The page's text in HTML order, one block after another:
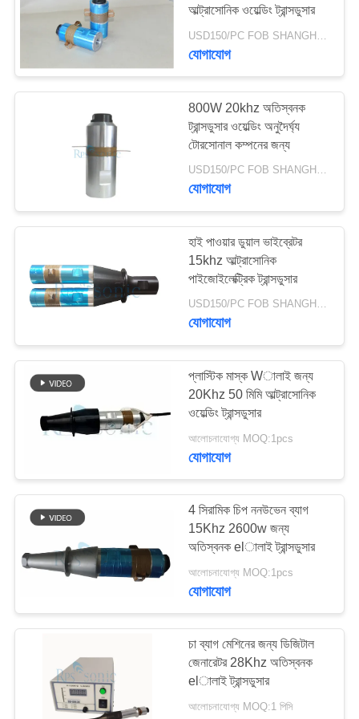
অতিস্বনক eldালাই শিং
অতিস্বনক কাটিং ডিভাইস
90
অতিস্বনক স্পট eldালাই
48
অতিস্বনক তরল প্রসেসর
আল্ট্রাসোনিক ওয়েল্ডিং ট্রান্সডুসার
USD150/PC FOB SHANGHAI MOQ:1pcs
যোগাযোগ
800W 20khz অতিস্বনক
ট্রান্সডুসার ওয়েল্ডিং অনুদৈর্ঘ্য
টোরসোনাল কম্পনের জন্য
USD150/PC FOB SHANGHAI MOQ:1pcs
যোগাযোগ
হাই পাওয়ার ডুয়াল ভাইব্রেটর
15khz আল্ট্রাসোনিক
পাইজোইলেক্ট্রিক ট্রান্সডুসার
USD150/PC FOB SHANGHAI MOQ:1pcs
যোগাযোগ
প্লাস্টিক মাস্ক Wালাই জন্য
20Khz 50 মিমি আল্ট্রাসোনিক
ওয়েল্ডিং ট্রান্সডুসার
আলোচনাযোগ্য MOQ:1pcs
যোগাযোগ
4 সিরামিক চিপ ননউভেন ব্যাগ
15Khz 2600w জন্য
অতিস্বনক elালাই ট্রান্সডুসার
আলোচনাযোগ্য MOQ:1pcs
যোগাযোগ
চা ব্যাগ মেশিনের জন্য ডিজিটাল
জেনারেটর 28Khz অতিস্বনক
elালাই ট্রান্সডুসার
আলোচনাযোগ্য MOQ:1 পিসি